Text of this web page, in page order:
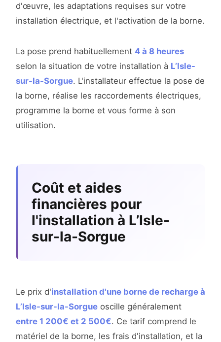
d'œuvre, les adaptations requises sur votre
installation électrique, et l'activation de la borne.
La pose prend habituellement 4 à 8 heures
selon la situation de votre installation à L’Isle-
sur-la-Sorgue. L'installateur effectue la pose de
la borne, réalise les raccordements électriques,
programme la borne et vous forme à son
utilisation.
Coût et aides
financières pour
l'installation à L’Isle-
sur-la-Sorgue
Le prix d'installation d'une borne de recharge à
L’Isle-sur-la-Sorgue oscille généralement
entre 1 200€ et 2 500€. Ce tarif comprend le
matériel de la borne, les frais d'installation, et la